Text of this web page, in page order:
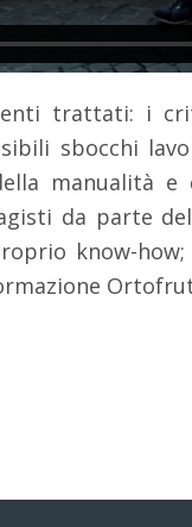
trattati: i
sbocchi
manualità
da parte
know-how;